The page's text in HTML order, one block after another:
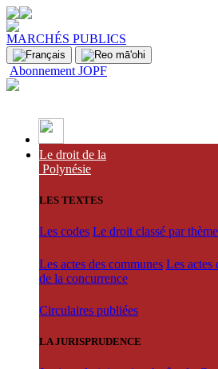
MARCHÉS PUBLICS
Abonnement JOPF
Le droit de la
Polynésie
LES TEXTES
Les codes Le droit classé par
Les actes des communes Les actes
de la concurrence
Circulaires publiées
LA JURISPRUDENCE